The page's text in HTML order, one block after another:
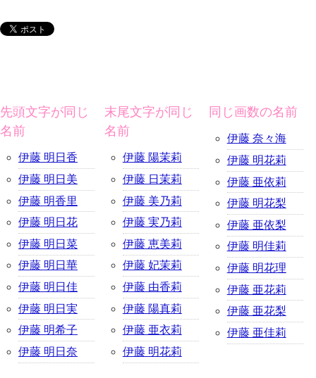
先頭文字が同じ
名前
伊藤 明日香
伊藤 明日美
伊藤 明香里
伊藤 明日花
伊藤 明日菜
伊藤 明日華
伊藤 明日佳
伊藤 明日実
伊藤 明希子
伊藤 明日奈
末尾文字が同じ
名前
伊藤 陽茉莉
伊藤 日茉莉
伊藤 美乃莉
伊藤 実乃莉
伊藤 恵美莉
伊藤 妃茉莉
伊藤 由香莉
伊藤 陽真莉
伊藤 亜衣莉
伊藤 明花莉
同じ画数の名前
伊藤 奈々海
伊藤 明花莉
伊藤 亜依莉
伊藤 明花梨
伊藤 亜依梨
伊藤 明佳莉
伊藤 明花理
伊藤 亜花莉
伊藤 亜花梨
伊藤 亜佳莉